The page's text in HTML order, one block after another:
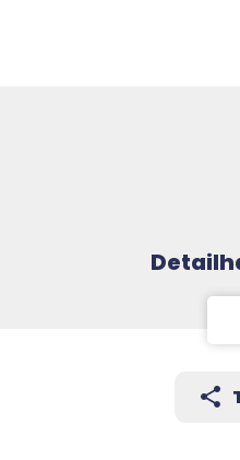
share